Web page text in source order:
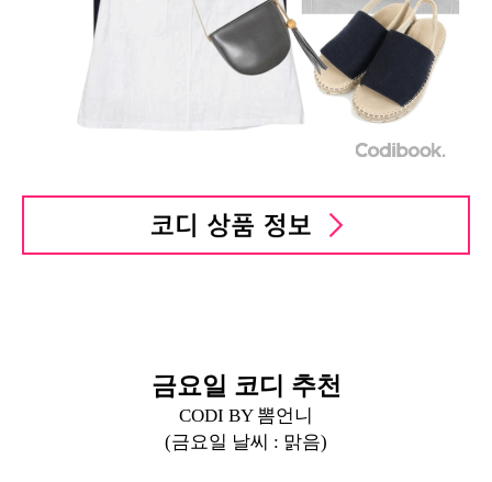
금요일 코디 추천
CODI BY 뽐언니
(금요일 날씨 : 맑음)